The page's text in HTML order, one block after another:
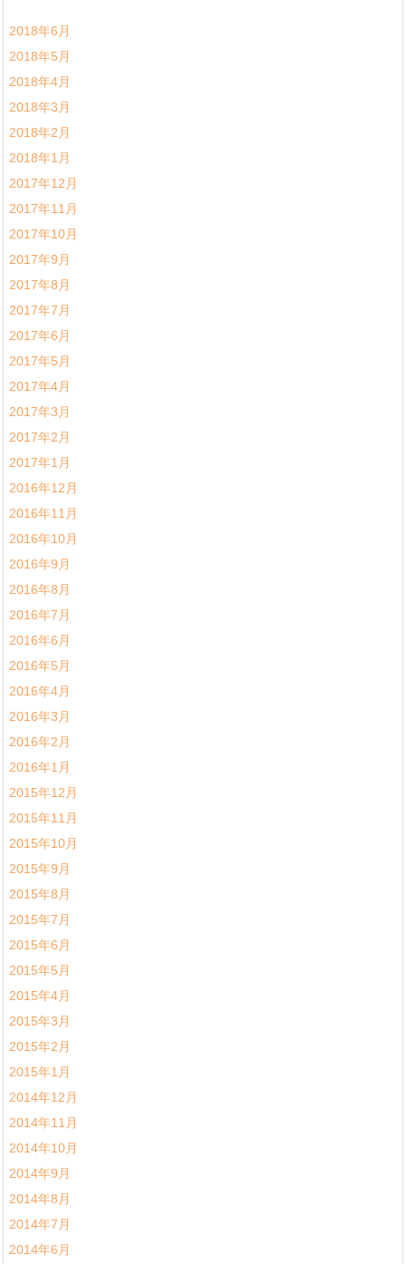
2018年6月
2018年5月
2018年4月
2018年3月
2018年2月
2018年1月
2017年12月
2017年11月
2017年10月
2017年9月
2017年8月
2017年7月
2017年6月
2017年5月
2017年4月
2017年3月
2017年2月
2017年1月
2016年12月
2016年11月
2016年10月
2016年9月
2016年8月
2016年7月
2016年6月
2016年5月
2016年4月
2016年3月
2016年2月
2016年1月
2015年12月
2015年11月
2015年10月
2015年9月
2015年8月
2015年7月
2015年6月
2015年5月
2015年4月
2015年3月
2015年2月
2015年1月
2014年12月
2014年11月
2014年10月
2014年9月
2014年8月
2014年7月
2014年6月